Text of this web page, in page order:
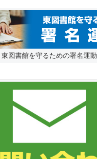
東図書館を守るための署名運動